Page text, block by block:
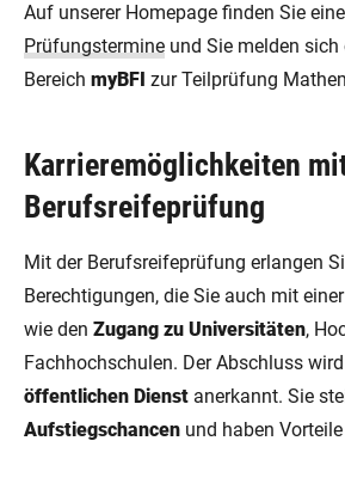
Auf unserer Homepage finden Sie
Prüfungstermine und Sie melden
Bereich myBFI zur Teilprüfung
Karrieremöglichkeiten
Berufsreifeprüfung
Mit der Berufsreifeprüfung erlangen
Berechtigungen, die Sie auch mit einer
wie den Zugang zu Universitäten,
Fachhochschulen. Der Abschluss
öffentlichen Dienst anerkannt. Sie
Aufstiegschancen und haben